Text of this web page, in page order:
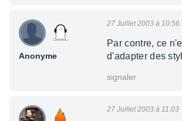
Anonyme
27 Juillet 2003 à 10:56
Par contre, ce
d'adapter des
signaler
27 Juillet 2003 à 11:03